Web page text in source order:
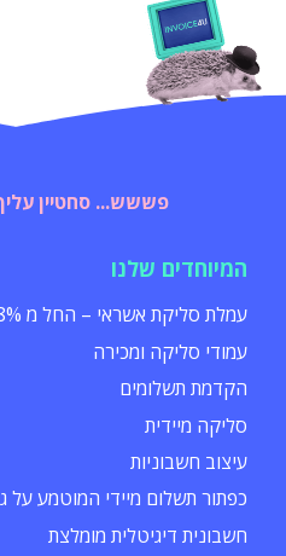
פששש... סחטיין
המיוחדים שלנו
עמלת סליקת אשראי – החל מ 0.8% בלבד !
עמודי סליקה ומכירה
הקדמת תשלומים
סליקה מיידית
עיצוב חשבוניות
כפתור תשלום מיידי המוטמע על
חשבונית דיגיטלית מומלצת